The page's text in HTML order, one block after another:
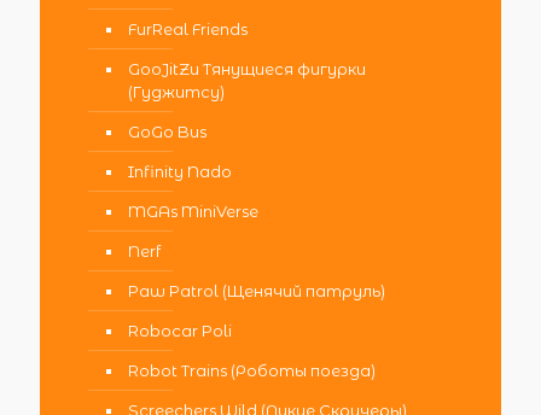
FurReal Friends
GooJitZu Тянущиеся фигурки
(Гуджитсу)
GoGo Bus
Infinity Nado
MGAs MiniVerse
Nerf
Paw Patrol (Щенячий патруль)
Robocar Poli
Robot Trains (Роботы поезда)
Screechers Wild (Дикие Скричеры)